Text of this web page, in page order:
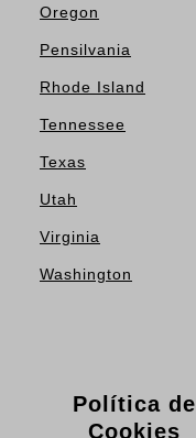
Oregon
Pensilvania
Rhode Island
Tennessee
Texas
Utah
Virginia
Washington
Política de
Cookies